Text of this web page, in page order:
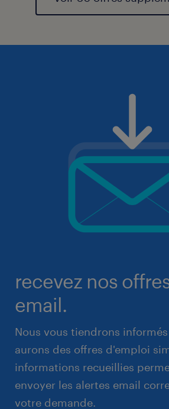
recevez nos
email.
Nous vous tiendrons
aurons des offres d'emploi
informations recueillies
envoyer les alertes email
votre demande.